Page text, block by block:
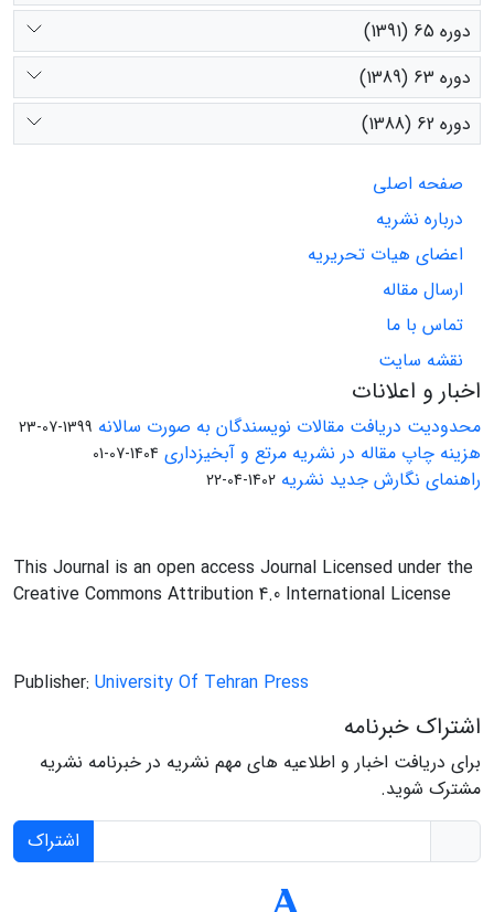
دوره 65 (1391)
دوره 63 (1389)
دوره 62 (1388)
صفحه اصلی
درباره نشریه
اعضای هیات تحریریه
ارسال مقاله
تماس با ما
نقشه سایت
اخبار و اعلانات
محدودیت دریافت مقالات نویسندگان به صورت سالانه 1399-07-23
هزینه چاپ مقاله در نشریه مرتع و آبخیزداری 1404-07-01
راهنمای نگارش جدید نشریه 1402-04-22
This Journal is an open access Journal Licensed under the
Creative Commons Attribution 4.0 International License
Publisher: University Of Tehran Press
اشتراک خبرنامه
برای دریافت اخبار و اطلاعیه های مهم نشریه در خبرنامه نشریه
مشترک شوید.
اشتراک